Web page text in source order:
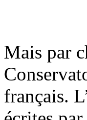
Mais par
français.